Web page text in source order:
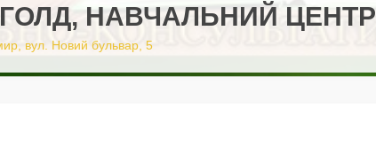
ГОЛД, НАВЧАЛЬНИЙ ЦЕНТР
вул. Новий бульвар, 5